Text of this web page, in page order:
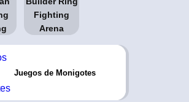
Juegos de Monigotes